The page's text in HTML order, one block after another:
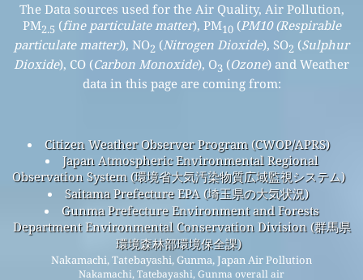
The Data sources used for the Air Quality, Air Pollution,
PM2.5 (fine particulate matter), PM10(PM10 (Respirable
particulate matter)), NO2 (Nitrogen Dioxide), SO2 (Sulphur
Dioxide), CO (Carbon Monoxide), O3 (Ozone) and Weather
data in this page are coming from:
Citizen Weather Observer Program (CWOP/APRS)
Japan Atmospheric Environmental Regional
Observation System (環境省大気汚染物質広域監視システム)
Saitama Prefecture EPA (埼玉県の大気状況)
Gunma Prefecture Environment and Forests
Department Environmental Conservation Division (群馬県
環境森林部環境保全課)
Nakamachi, Tatebayashi, Gunma, Japan Air Pollution
Nakamachi, Tatebayashi, Gunma overall air